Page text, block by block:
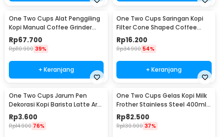
One Two Cups Alat Penggiling
Kopi Manual Coffee Grinder
Adjustable - CF4146
Rp67.700
Rp110.900 39%
+ Keranjang
One Two Cups Saringan Kopi
Filter Cone Shaped Coffee
Dripper 1 PCS - K741
Rp16.200
Rp34.900 54%
+ Keranjang
One Two Cups Jarum Pen
Dekorasi Kopi Barista Latte Art
Needle 13cm - F3F27
Rp3.600
Rp14.900 76%
One Two Cups Gelas Kopi Milk
Frother Stainless Steel 400ml -
WZ0011
Rp82.500
Rp130.900 37%